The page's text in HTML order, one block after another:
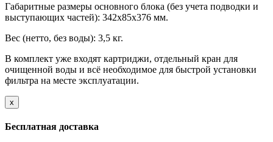
Габаритные размеры основного блока (без учета подводки и
выступающих частей): 342x85x376 мм.
Вес (нетто, без воды): 3,5 кг.
В комплект уже входят картриджи, отдельный кран для
очищенной воды и всё необходимое для быстрой установки
фильтра на месте эксплуатации.
х
Бесплатная доставка